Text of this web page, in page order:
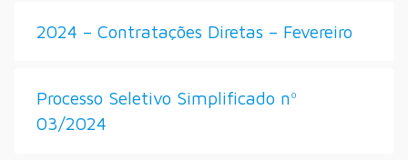
2024 – Contratações Diretas – Fevereiro
Processo Seletivo Simplificado nº
03/2024